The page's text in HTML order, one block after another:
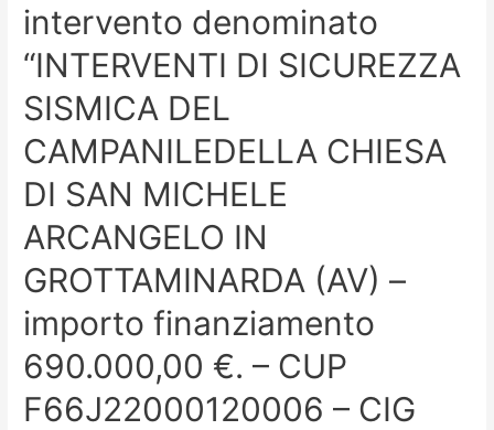
intervento denominato
“INTERVENTI DI SICUREZZA
SISMICA DEL
CAMPANILEDELLA CHIESA
DI SAN MICHELE
ARCANGELO IN
GROTTAMINARDA (AV) –
importo finanziamento
690.000,00 €. – CUP
F66J22000120006 – CIG